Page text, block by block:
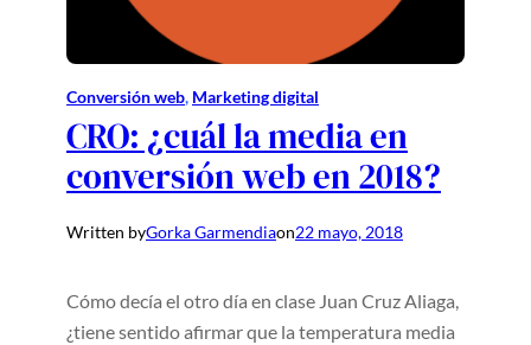
Conversión web, Marketing digital
CRO: ¿cuál la media en
conversión web en 2018?
Written byGorka Garmendiaon22 mayo, 2018
Cómo decía el otro día en clase Juan Cruz Aliaga,
¿tiene sentido afirmar que la temperatura media